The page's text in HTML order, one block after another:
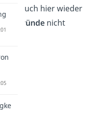
auch hier wieder
nicht